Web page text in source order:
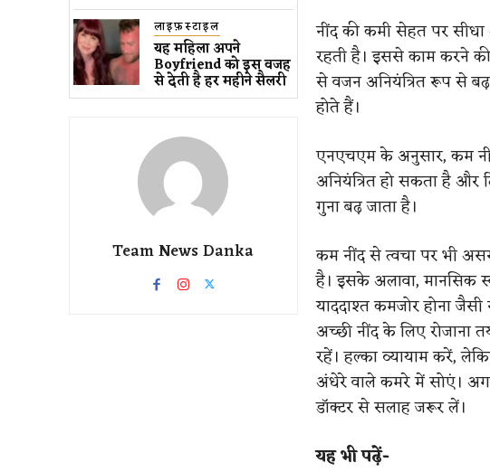
लाइफ़स्टाइल
यह महिला अपने
Boyfriend को इस वजह
से देती है हर महीने सैलरी
Team News Danka
नींद की कमी सेहत पर
रहती है। इससे काम करने
से वजन अनियंत्रित रूप से बढ़
होते हैं।
एनएचएम के अनुसार, कम
अनियंत्रित हो सकता है और
गुना बढ़ जाता है।
कम नींद से त्वचा पर भी
है। इसके अलावा, मानसिक
याददाश्त कमजोर होना
अच्छी नींद के लिए रोजाना
रहें। हल्का व्यायाम करें,
अंधेरे वाले कमरे में सोएं।
डॉक्टर से सलाह जरूर लें।
यह भी पढ़ें-